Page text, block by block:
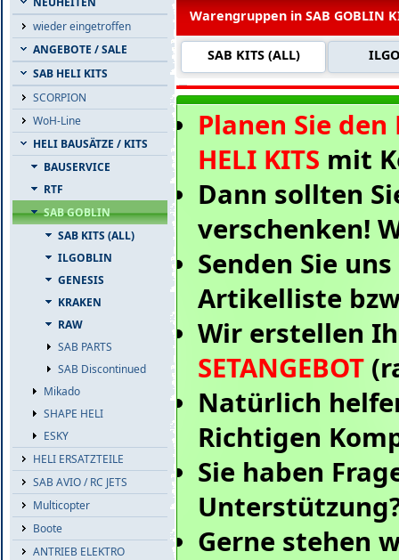
wieder eingetroffen
ANGEBOTE / SALE
SAB HELI KITS
SCORPION
WoH-Line
HELI BAUSÄTZE / KITS
BAUSERVICE
RTF
SAB GOBLIN
SAB KITS (ALL)
ILGOBLIN
GENESIS
KRAKEN
RAW
SAB PARTS
SAB Discontinued
Mikado
SHAPE HELI
ESKY
HELI ERSATZTEILE
SAB AVIO / RC JETS
Multicopter
Boote
ANTRIEB ELEKTRO
Warengruppen in SAB GOBLIN
SAB KITS (ALL)
Planen Sie
HELI KITS mit
Dann sollten
verschenken!
Senden Sie
Artikelliste
Wir erstellen
SETANGEBOT
Natürlich
Richtigen
Sie haben
Gerne stehen